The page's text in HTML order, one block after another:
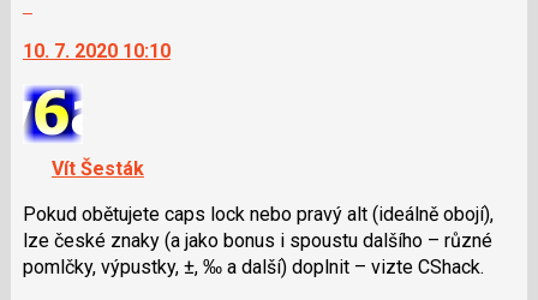
pro
předchozí
nový
názor
další
názor.
K
navigaci
lze
použít
i
klávesy
10. 7. 2020 10:10
Vít Šesták
Pokud obětujete caps lock nebo pravý alt (ideálně obojí),
lze české znaky (a jako bonus i spoustu dalšího – různé
pomlčky, výpustky, ±, ‰ a další) doplnit – vizte CShack.